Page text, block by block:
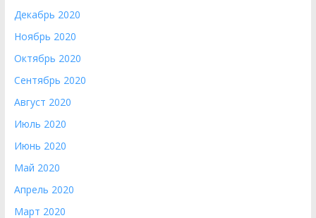
Декабрь 2020
Ноябрь 2020
Октябрь 2020
Сентябрь 2020
Август 2020
Июль 2020
Июнь 2020
Май 2020
Апрель 2020
Март 2020